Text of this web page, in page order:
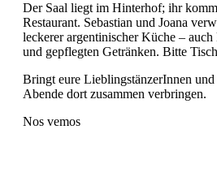
Der Saal liegt im Hinterhof; ihr
Restaurant. Sebastian und Joana
leckerer argentinischer Küche –
und gepflegten Getränken. Bitte
Bringt eure LieblingstänzerInnen und
Abende dort zusammen verbringen.
Nos vemos